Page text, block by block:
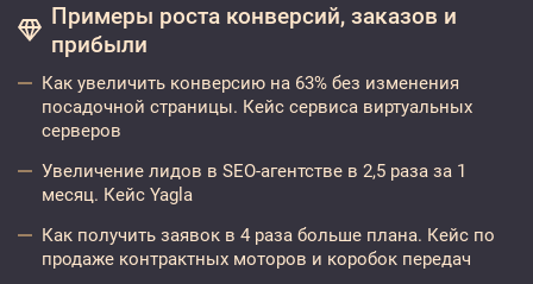
Примеры роста конверсий, заказов и
прибыли
Как увеличить конверсию на 63% без изменения
посадочной страницы. Кейс сервиса виртуальных
серверов
Увеличение лидов в SEO-агентстве в 2,5 раза за 1
месяц. Кейс Yagla
Как получить заявок в 4 раза больше плана. Кейс по
продаже контрактных моторов и коробок передач